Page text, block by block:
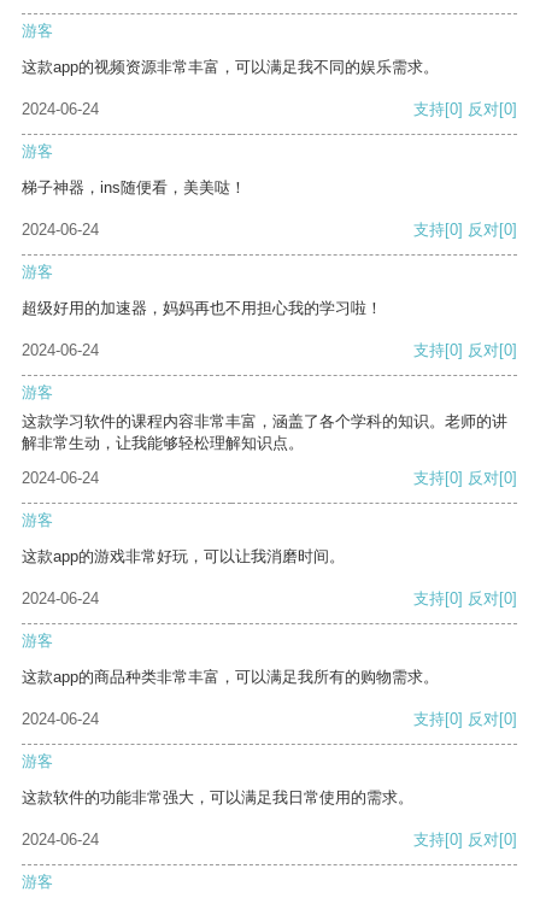
游客
这款app的视频资源非常丰富，可以满足我不同的娱乐需求。
2024-06-24 支持[0] 反对[0]
游客
梯子神器，ins随便看，美美哒！
2024-06-24 支持[0] 反对[0]
游客
超级好用的加速器，妈妈再也不用担心我的学习啦！
2024-06-24 支持[0] 反对[0]
游客
这款学习软件的课程内容非常丰富，涵盖了各个学科的知识。老师的讲
解非常生动，让我能够轻松理解知识点。
2024-06-24
支持[0] 反对[0]
游客
这款app的游戏非常好玩，可以让我消磨时间。
2024-06-24 支持[0] 反对[0]
游客
这款app的商品种类非常丰富，可以满足我所有的购物需求。
2024-06-24 支持[0] 反对[0]
游客
这款软件的功能非常强大，可以满足我日常使用的需求。
2024-06-24 支持[0] 反对[0]
游客